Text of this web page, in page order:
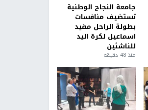
جامعة النجاح الوطنية
تستضيف منافسات
بطولة الراحل مفيد
اسماعيل لكرة اليد
للناشئين
منذ 48 دقيقة